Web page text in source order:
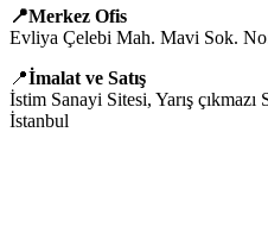
📍Merkez Ofis
Evliya Çelebi Mah. Mavi Sok.
📍İmalat ve Satış
İstim Sanayi Sitesi, Yarış
İstanbul